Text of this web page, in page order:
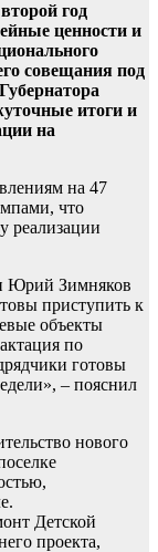
год
ценности и
совещания под
итоги и
на
на 47
что
реализации
Юрий Зимняков
приступить к
объекты
по
готовы
– пояснил
нового
Детской
проекта,